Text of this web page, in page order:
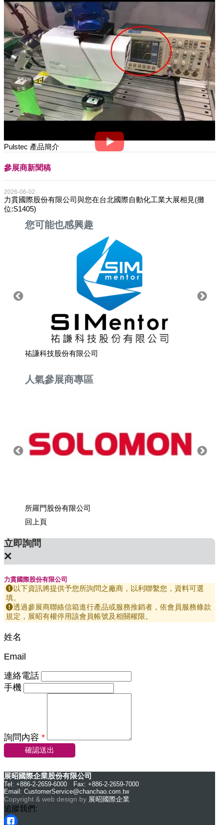
Pulstec 產品簡介
參展商新聞稿
2026-06-02
力貫國際股份有限公司與您在台北國際自動化工業大展相見(攤
位:S1405)
您可能也感興趣
祐謙科技股份有限公司
人氣參展商專區
所羅門股份有限公司
回上頁
立即詢問
×
力貫國際股份有限公司
以下資訊將提供予您所詢問之廠商，以利聯繫您，資料可選
填。
透過參展商聯絡信箱進行產品或服務推銷者，依會員服務條款
規定，展昭有權停用該會員帳號及相關權限。
姓名
Email
連絡電話
手機
詢問內容 *
確認送出
展昭國際企業股份有限公司
Tel: +886-2-2659-6000 Fax: +886-2-2659-7000
Email: CustomerService@chanchao.com.tw
Copyright & web design by 展昭國際企業
追蹤我們: